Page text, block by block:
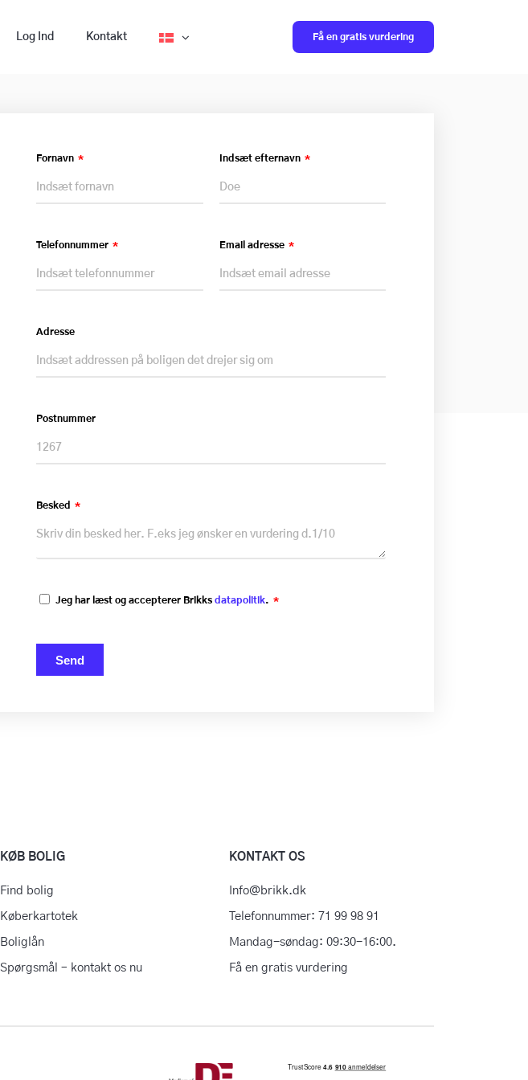
Log Ind Kontakt Få en gratis vurdering
Fornavn Indsæt efternavn
Telefonnummer Email adresse
Adresse
Postnummer
Besked
Jeg har læst og accepterer Brikks datapolitik.
Send
KØB BOLIG
Find bolig
Køberkartotek
Boliglån
Spørgsmål – kontakt os nu
KONTAKT OS
Info@brikk.dk
Telefonnummer: 71 99 98 91
Mandag-søndag: 09:30-16:00.
Få en gratis vurdering